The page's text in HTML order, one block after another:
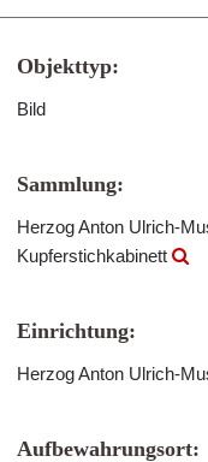
Objekttyp:
Bild
Sammlung:
Herzog Anton Ulrich-
Kupferstichkabinett
Einrichtung:
Herzog Anton Ulrich-
Aufbewahrungsort: